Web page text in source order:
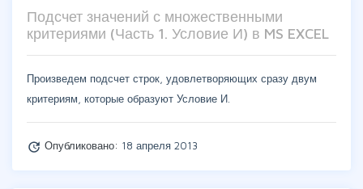
Подсчет значений с множественными
критериями (Часть 1. Условие И) в MS EXCEL
Произведем подсчет строк, удовлетворяющих сразу двум
критериям, которые образуют Условие И.
update Опубликовано: 18 апреля 2013